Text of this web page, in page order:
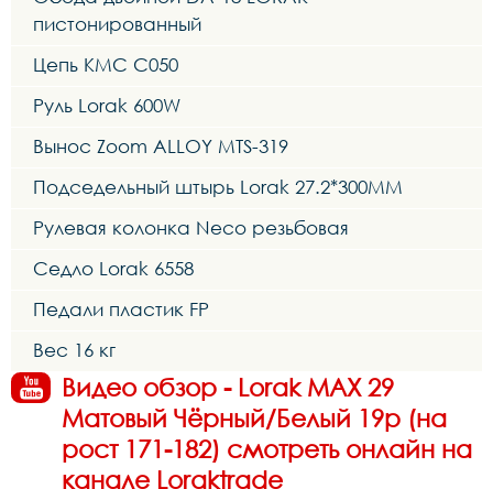
пистонированный
Цепь KMC C050
Руль Lorak 600W
Вынос Zoom ALLOY MTS-319
Подседельный штырь Lorak 27.2*300MM
Рулевая колонка Neco резьбовая
Седло Lorak 6558
Педали пластик FP
Вес 16 кг
Видео обзор - Lorak MAX 29
Матовый Чёрный/Белый 19р (на
рост 171-182) смотреть онлайн на
канале Loraktrade